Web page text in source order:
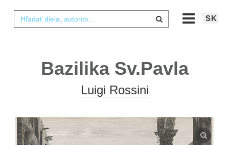
SK
Bazilika Sv.Pavla
Luigi Rossini